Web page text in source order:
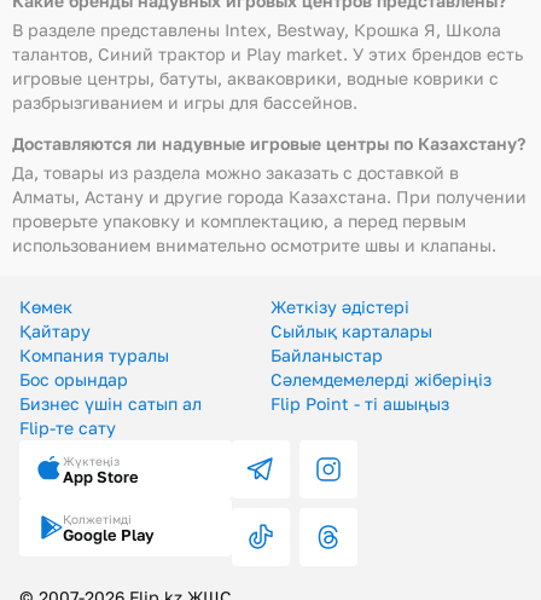
В разделе представлены Intex, Bestway, Крошка Я, Школа
талантов, Синий трактор и Play market. У этих брендов есть
игровые центры, батуты, акваковрики, водные коврики с
разбрызгиванием и игры для бассейнов.
Доставляются ли надувные игровые центры по Казахстану?
Да, товары из раздела можно заказать с доставкой в
Алматы, Астану и другие города Казахстана. При получении
проверьте упаковку и комплектацию, а перед первым
использованием внимательно осмотрите швы и клапаны.
Көмек
Жеткізу әдістері
Қайтару
Сыйлық карталары
Компания туралы
Байланыстар
Бос орындар
Сәлемдемелерді жіберіңіз
Бизнес үшін сатып ал
Flip Point - ті ашыңыз
Flip-те сату
Жүктеңіз
App Store
Қолжетімді
Google Play